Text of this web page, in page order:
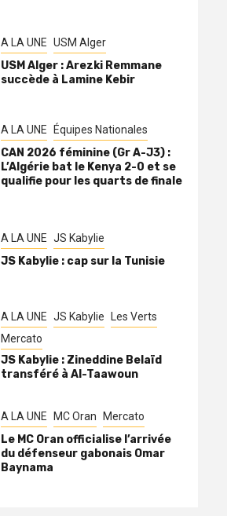
A LA UNE USM Alger
USM Alger : Arezki Remmane
succède à Lamine Kebir
A LA UNE Équipes Nationales
CAN 2026 féminine (Gr A-J3) :
L’Algérie bat le Kenya 2-0 et se
qualifie pour les quarts de finale
A LA UNE JS Kabylie
JS Kabylie : cap sur la Tunisie
A LA UNE JS Kabylie
Les Verts
Mercato
JS Kabylie : Zineddine Belaïd
transféré à Al-Taawoun
A LA UNE MC Oran Mercato
Le MC Oran officialise l’arrivée
du défenseur gabonais Omar
Baynama